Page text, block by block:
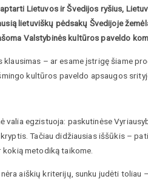
Lietuvos ir Švedijos ryšius,
lietuviškų pėdsakų Švedijoje
Valstybinės kultūros paveldo
– ar esame įstrigę šiame
kultūros paveldo apsaugos
egzistuoja: paskutinėse
Tačiau didžiausias iššūkis –
metodiką taikome.
aiškių kriterijų, sunku judėti